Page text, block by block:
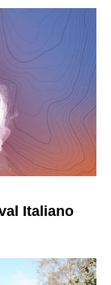
Italiano